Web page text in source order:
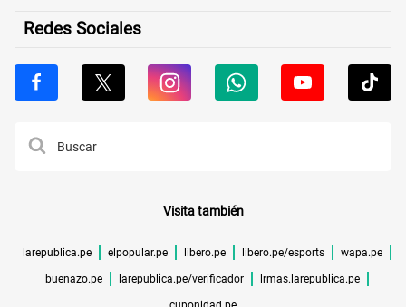
Redes Sociales
Visita también
larepublica.pe elpopular.pe libero.pe libero.pe/esports wapa.pe
buenazo.pe larepublica.pe/verificador lrmas.larepublica.pe